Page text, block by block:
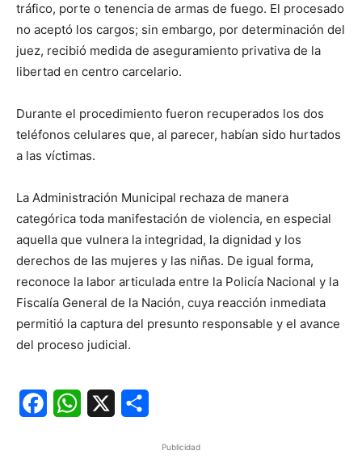
tráfico, porte o tenencia de armas de fuego. El procesado
no aceptó los cargos; sin embargo, por determinación del
juez, recibió medida de aseguramiento privativa de la
libertad en centro carcelario.
Durante el procedimiento fueron recuperados los dos
teléfonos celulares que, al parecer, habían sido hurtados
a las víctimas.
La Administración Municipal rechaza de manera
categórica toda manifestación de violencia, en especial
aquella que vulnera la integridad, la dignidad y los
derechos de las mujeres y las niñas. De igual forma,
reconoce la labor articulada entre la Policía Nacional y la
Fiscalía General de la Nación, cuya reacción inmediata
permitió la captura del presunto responsable y el avance
del proceso judicial.
FacebookWhatsApp
Publicidad